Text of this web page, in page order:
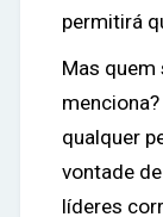
permitirá
Mas quem
qualquer
vontade
líderes